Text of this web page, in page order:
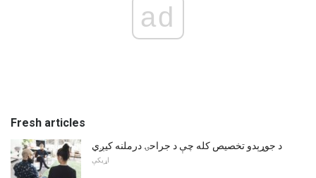
ad
Fresh articles
د جوړېدو تخصیص کله چې د جراحۍ درملنه کیږي
اړیکې